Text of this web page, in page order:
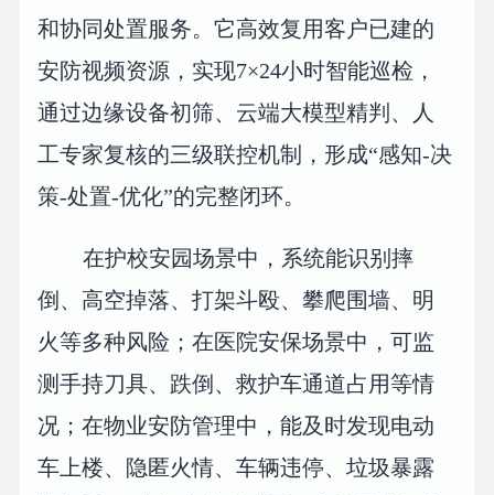
和协同处置服务。它高效复用客户已建的
安防视频资源，实现7×24小时智能巡检，
通过边缘设备初筛、云端大模型精判、人
工专家复核的三级联控机制，形成“感知-决
策-处置-优化”的完整闭环。
在护校安园场景中，系统能识别摔
倒、高空掉落、打架斗殴、攀爬围墙、明
火等多种风险；在医院安保场景中，可监
测手持刀具、跌倒、救护车通道占用等情
况；在物业安防管理中，能及时发现电动
车上楼、隐匿火情、车辆违停、垃圾暴露